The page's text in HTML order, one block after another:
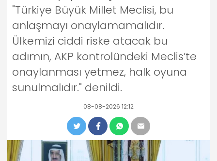
"Türkiye Büyük Millet Meclisi, bu
anlaşmayı onaylamamalıdır.
Ülkemizi ciddi riske atacak bu
adımın, AKP kontrolündeki Meclis’te
onaylanması yetmez, halk oyuna
sunulmalıdır." denildi.
08-08-2026 12:12